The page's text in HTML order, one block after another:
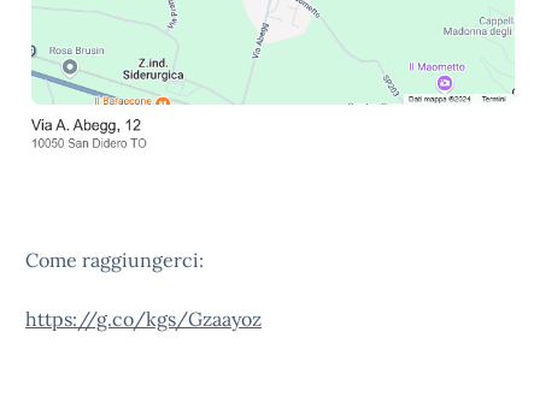
Come raggiungerci:
https://g.co/kgs/Gzaayoz